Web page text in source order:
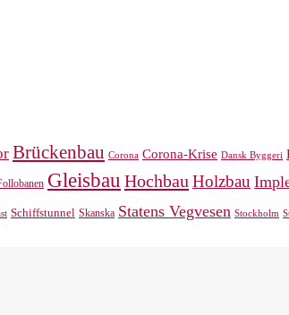
Brückenbau Corona Corona-Krise Dansk Byggeri
Gleisbau Hochbau Holzbau
Schiffstunnel Skanska Statens Vegvesen Stockholm